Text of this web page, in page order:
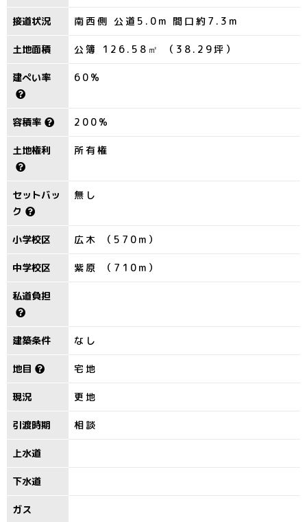
接道状況 南西側 公道5.0m 間口約7.3m
土地面積 公簿 126.58㎡ （38.29坪）
建ぺい率 60%
容積率 200%
土地権利 所有権
セットバッ
ク
無し
小学校区 広木 （570m）
中学校区 紫原 （710m）
私道負担
建築条件 なし
地目 宅地
現況 更地
引渡時期 相談
上水道
下水道
ガス